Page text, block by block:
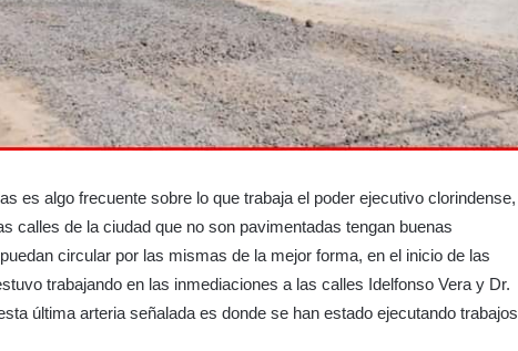
es algo frecuente sobre lo que trabaja el poder ejecutivo clorindense,
calles de la ciudad que no son pavimentadas tengan buenas
circular por las mismas de la mejor forma, en el inicio de las
trabajando en las inmediaciones a las calles Idelfonso Vera y Dr.
última arteria señalada es donde se han estado ejecutando trabajos